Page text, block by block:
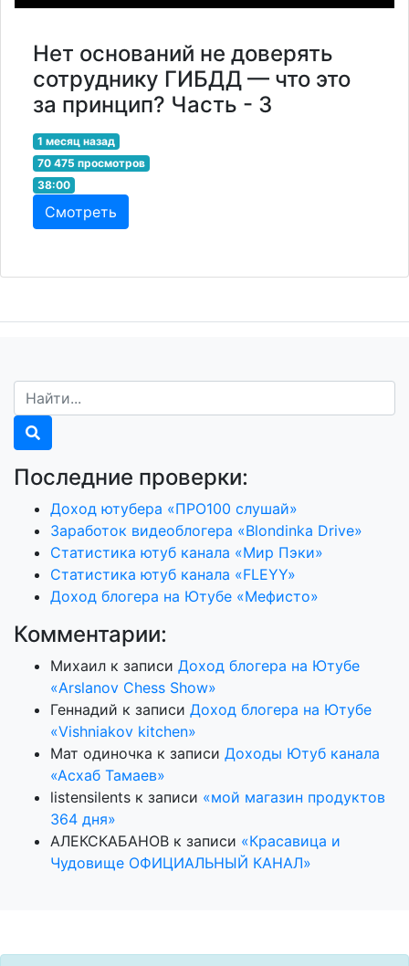
Нет оснований не доверять
сотруднику ГИБДД — что это
за принцип? Часть - 3
1 месяц назад
70 475 просмотров
38:00
Смотреть
Последние проверки:
Доход ютубера «ПРО100 слушай»
Заработок видеоблогера «Blondinka Drive»
Статистика ютуб канала «Мир Пэки»
Статистика ютуб канала «FLEYY»
Доход блогера на Ютубе «Мефисто»
Комментарии:
Михаил к записи Доход блогера на Ютубе
«Arslanov Chess Show»
Геннадий к записи Доход блогера на Ютубе
«Vishniakov kitchen»
Мат одиночка к записи Доходы Ютуб канала
«Асхаб Тамаев»
listensilents к записи «мой магазин продуктов
364 дня»
АЛЕКСКАБАНОВ к записи «Красавица и
Чудовище ОФИЦИАЛЬНЫЙ КАНАЛ»